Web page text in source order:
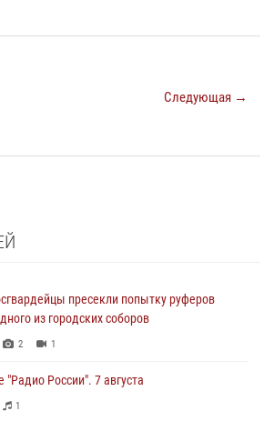
Следующая →
пресекли попытку руферов
из городских соборов
2 1
России". 7 августа
1